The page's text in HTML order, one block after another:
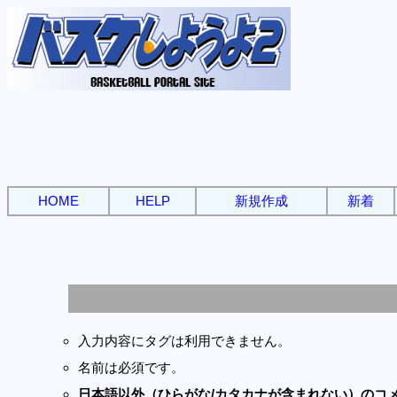
HOME HELP 新規作成 新着
入力内容にタグは利用できません。
名前は必須です。
日本語以外（ひらがな/カタカナが含まれない）のコ